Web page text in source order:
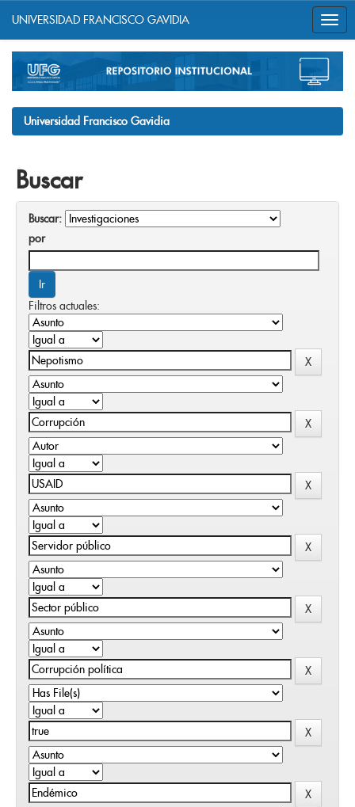
navigation
UNIVERSIDAD FRANCISCO GAVIDIA
Universidad Francisco Gavidia
Buscar
Buscar:
por
Filtros actuales: